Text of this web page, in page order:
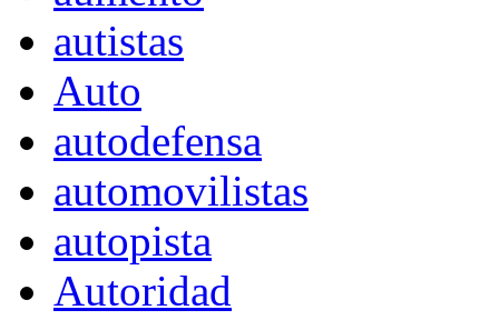
autistas
Auto
autodefensa
automovilistas
autopista
Autoridad